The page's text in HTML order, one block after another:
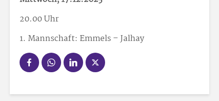
20.00 Uhr
1. Mannschaft: Emmels – Jalhay